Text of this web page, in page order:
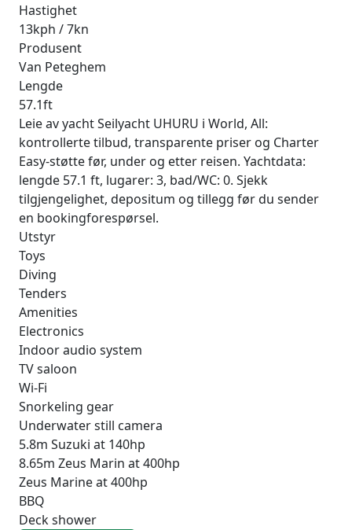
Hastighet
13kph / 7kn
Produsent
Van Peteghem
Lengde
57.1ft
Leie av yacht Seilyacht UHURU i World, All:
kontrollerte tilbud, transparente priser og Charter
Easy-støtte før, under og etter reisen. Yachtdata:
lengde 57.1 ft, lugarer: 3, bad/WC: 0. Sjekk
tilgjengelighet, depositum og tillegg før du sender
en bookingforespørsel.
Utstyr
Toys
Diving
Tenders
Amenities
Electronics
Indoor audio system
TV saloon
Wi-Fi
Snorkeling gear
Underwater still camera
5.8m Suzuki at 140hp
8.65m Zeus Marin at 400hp
Zeus Marine at 400hp
BBQ
Deck shower